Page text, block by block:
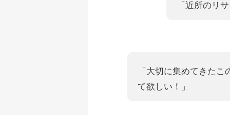
「近所のリ
「大切に集めてきた
て欲しい！」